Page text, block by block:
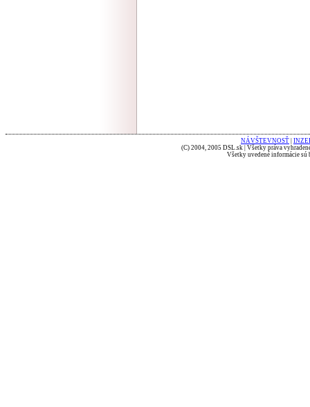
NÁVŠTEVNOSŤ
(C) 2004, 2005 DSL.sk | Všetky práva
Všetky uvedené informácie sú